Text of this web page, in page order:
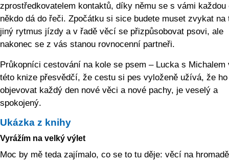
zprostředkovatelem kontaktů, díky němu se s vámi
někdo dá do řeči. Zpočátku si sice budete muset zvykat na
jiný rytmus jízdy a v řadě věcí se přizpůsobovat psovi, ale
nakonec se z vás stanou rovnocenní partneři.
Průkopníci cestování na kole se psem – Lucka s Michalem
této knize přesvědčí, že cestu si pes vyloženě užívá, že
objevovat každý den nové věci a nové pachy, je veselý a
spokojený.
Ukázka z knihy
Vyrážím na velký výlet
Moc by mě teda zajímalo, co se to tu děje: věcí na